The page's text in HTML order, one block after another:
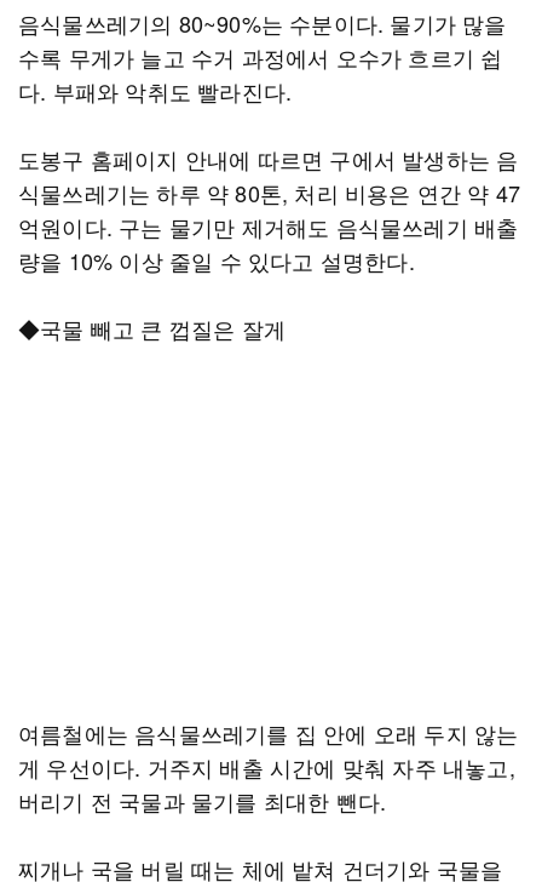
음식물쓰레기의 80~90%는 수분이다. 물기가 많을
수록 무게가 늘고 수거 과정에서 오수가 흐르기 쉽
다. 부패와 악취도 빨라진다.
도봉구 홈페이지 안내에 따르면 구에서 발생하는 음
식물쓰레기는 하루 약 80톤, 처리 비용은 연간 약 47
억원이다. 구는 물기만 제거해도 음식물쓰레기 배출
량을 10% 이상 줄일 수 있다고 설명한다.
◆국물 빼고 큰 껍질은 잘게
여름철에는 음식물쓰레기를 집 안에 오래 두지 않는
게 우선이다. 거주지 배출 시간에 맞춰 자주 내놓고,
버리기 전 국물과 물기를 최대한 뺀다.
찌개나 국을 버릴 때는 체에 밭쳐 건더기와 국물을